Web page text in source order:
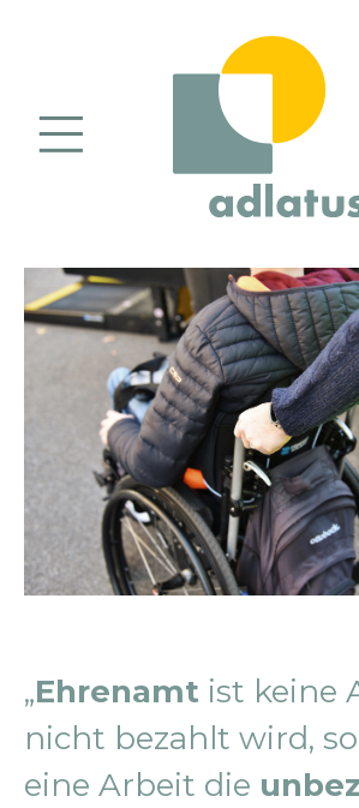
„Ehrenamt ist keine
nicht bezahlt wird,
eine Arbeit die